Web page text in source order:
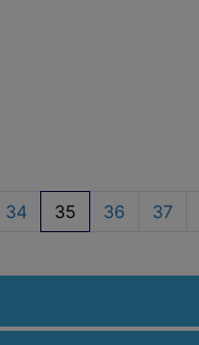
34 35 36 37